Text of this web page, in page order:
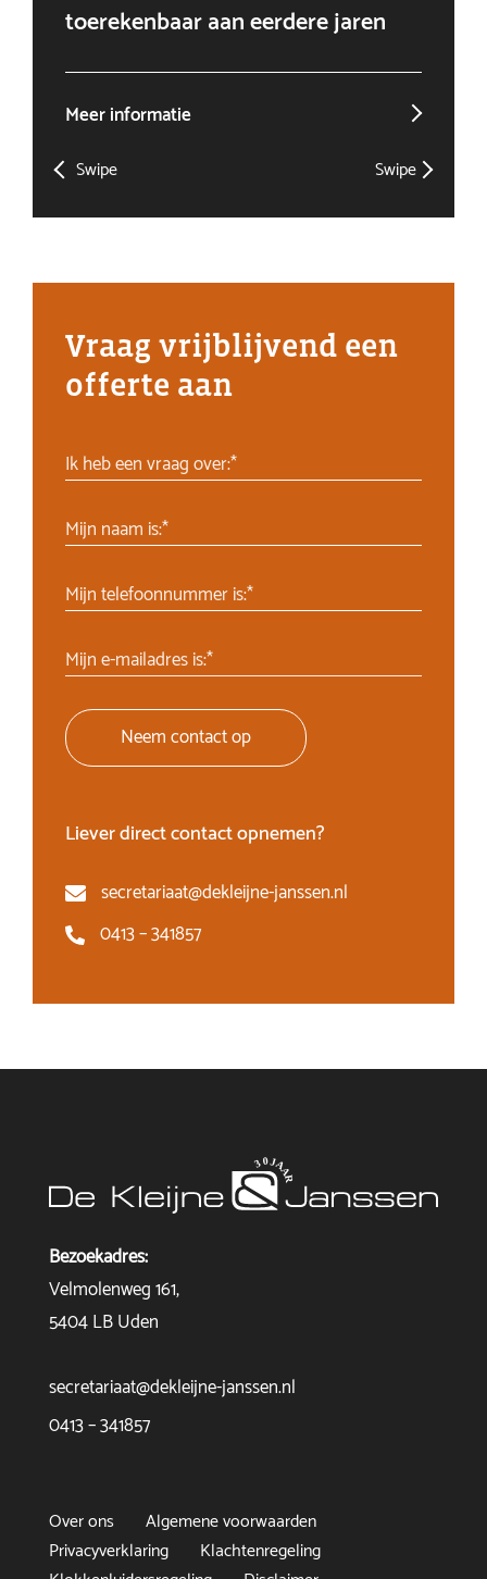
toerekenbaar aan eerdere jaren
Meer informatie
Swipe Swipe
Vraag vrijblijvend een
offerte aan
Ik heb een vraag over:*
Mijn naam is:*
Mijn telefoonnummer is:*
Mijn e-mailadres is:*
Neem contact op
Liever direct contact opnemen?
secretariaat@dekleijne-janssen.nl
0413 – 341857
Bezoekadres:
Velmolenweg 161,
5404 LB Uden
secretariaat@dekleijne-janssen.nl
0413 – 341857
Over ons
Algemene voorwaarden
Privacyverklaring
Klachtenregeling